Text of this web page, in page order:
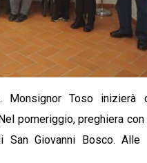
Monsignor Toso
pomeriggio, preghiera
Giovanni Bosco. Alle